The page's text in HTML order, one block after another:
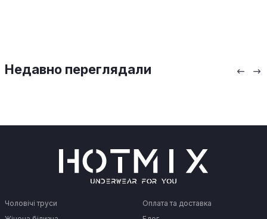
Недавно переглядали
Чоловічі труси
Оплата та доставка